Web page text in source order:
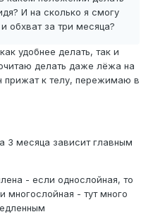
И на сколько я смогу
обхват за три месяца?
удобнее делать, так и
делать даже лёжа на
прижат к телу, пережимаю в
3 месяца зависит главным
- если однослойная, то
многослойная - тут много